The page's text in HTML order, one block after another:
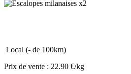
Local (- de 100km)
Prix de vente : 22.90 €/kg